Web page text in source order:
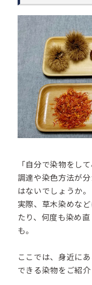
「自分で染物をし
調達や染色方法が
はないでしょうか。
実際、草木染めな
たり、何度も染め
も。
ここでは、身近に
できる染物をご紹介